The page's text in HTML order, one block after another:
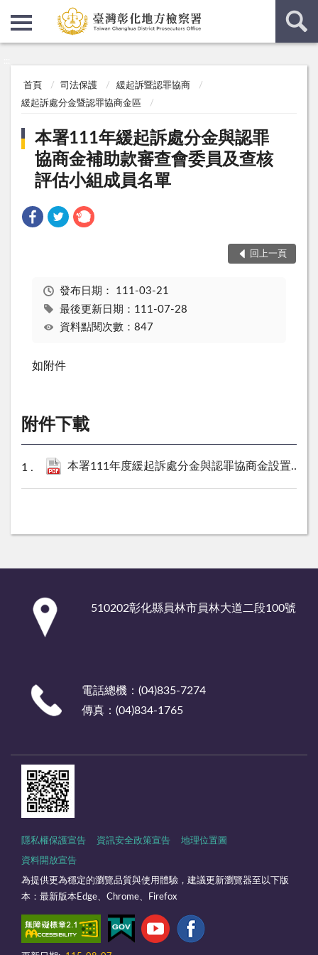
首頁 司法保護
緩起訴暨認罪協商
緩起訴處分金暨認罪協商金區
本署111年緩起訴處分金與認罪
協商金補助款審查會委員及查核
評估小組成員名單
回上一頁
發布日期： 111-03-21
最後更新日期：111-07-28
資料點閱次數：847
如附件
附件下載
本署111年度緩起訴處分金與認罪協商金設置審查會及查核評估小組名單.pdf
510202彰化縣員林市員林大道二段100號
電話總機：(04)835-7274
傳真：(04)834-1765
隱私權保護宣告 資訊安全政策宣告 地理位置圖
資料開放宣告
為提供更為穩定的瀏覽品質與使用體驗，建議更新瀏覽器至以下版
本：最新版本Edge、Chrome、Firefox